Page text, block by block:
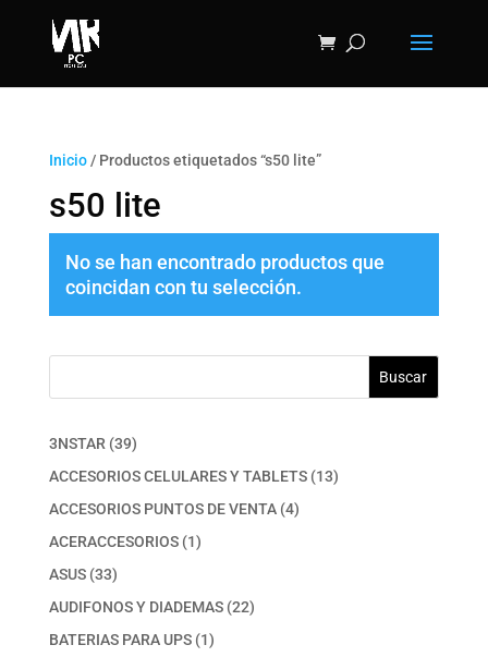
Inicio/ Productos etiquetados “s50 lite”
s50 lite
No se han encontrado productos que
coincidan con tu selección.
Buscar
3NSTAR 3939
productos
ACCESORIOS CELULARES Y TABLETS 1313
ACCESORIOS PUNTOS DE VENTA 44
ACERACCESORIOS 11
ASUS 3333
productos
AUDIFONOS Y DIADEMAS 2222
BATERIAS PARA UPS 11